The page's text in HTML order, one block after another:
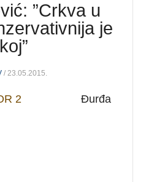
”Crkva u
je
/ 23.05.2015.
Đurđa